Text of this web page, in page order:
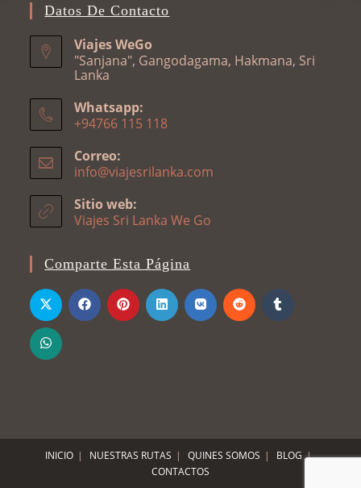
Datos De Contacto
Viajes WeGo
"Sanjana", Gangodagama, Hakmana, Sri
Lanka
Whatsapp:
+94766 115 118
abre
en
tu
aplicación
Correo:
info@viajesrilanka.com
Sitio web:
Viajes Sri Lanka We Go
Comparte Esta Página
INICIO NUESTRAS RUTAS QUINES SOMOS
BLOG
CONTACTOS